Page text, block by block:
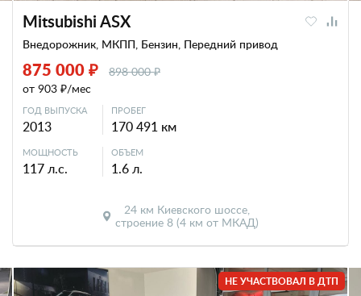
Mitsubishi ASX
Внедорожник, МКПП, Бензин, Передний привод
875 000 ₽
898 000 ₽
от 903 ₽/мес
ГОД ВЫПУСКА
2013
ПРОБЕГ
170 491 км
МОЩНОСТЬ
117 л.с.
ОБЪЕМ
1.6 л.
24 км Киевского шоссе,
строение 8 (4 км от МКАД)
НЕ УЧАСТВОВАЛ В ДТП